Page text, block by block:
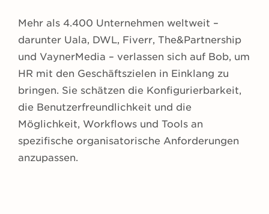
Mehr als 4.400 Unternehmen weltweit –
darunter Uala, DWL, Fiverr, The&Partnership
und VaynerMedia – verlassen sich auf Bob, um
HR mit den Geschäftszielen in Einklang zu
bringen. Sie schätzen die Konfigurierbarkeit,
die Benutzerfreundlichkeit und die
Möglichkeit, Workflows und Tools an
spezifische organisatorische Anforderungen
anzupassen.